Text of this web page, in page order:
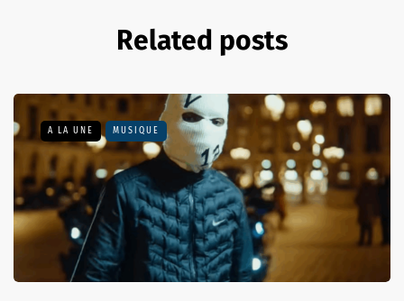
Related posts
A LA UNE MUSIQUE